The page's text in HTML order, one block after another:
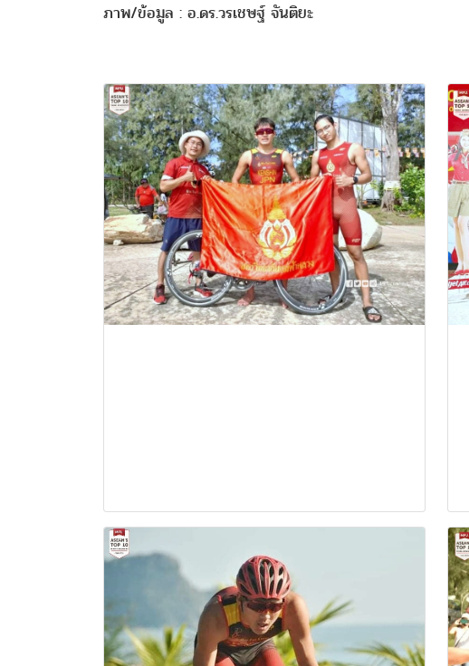
ภาพ/ข้อมูล : อ.ดร.วรเชษฐ์ จันติยะ